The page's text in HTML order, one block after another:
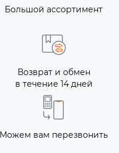
Большой ассортимент
Возврат и обмен
в течение 14 дней
Можем вам перезвонить